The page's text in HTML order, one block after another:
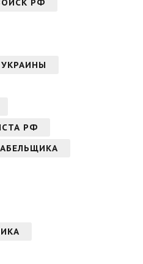
РФ
РФ